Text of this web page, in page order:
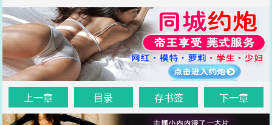
上一章 目录 存书签 下一章